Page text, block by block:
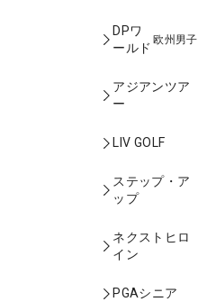
DPワ
ールド
欧州男子
アジアンツア
ー
LIV GOLF
ステップ・ア
ップ
ネクストヒロ
イン
PGAシニア